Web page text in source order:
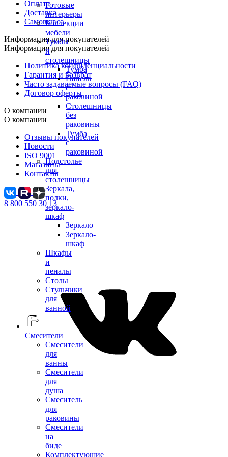
Готовые
интерьеры
Коллекции
мебели
Тумбы
и
столешницы
Тумба
Панель
с
раковиной
Столешницы
без
раковины
Тумба
с
раковиной
Подстолье
для
столешницы
Зеркала,
полки,
зеркало-
шкаф
Зеркало
Зеркало-
шкаф
Шкафы
и
пеналы
Столы
Стульчики
для
ванной
Смесители
Смесители
для
ванны
Смесители
для
душа
Смеситель
для
раковины
Смесители
на
биде
Комплектующие
Оплата
Доставка
Самовывоз
Информация для покупателей
Информация для покупателей
Политика конфиденциальности
Гарантия и возврат
Часто задаваемые вопросы (FAQ)
Договор оферты
О компании
О компании
Отзывы покупателей
Новости
ISO 9001
Магазины
Контакты
8 800 550 30 13